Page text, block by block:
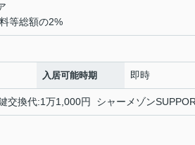
等総額の2%
入居可能時期 即時
交換代:1万1,000円 シャーメゾン